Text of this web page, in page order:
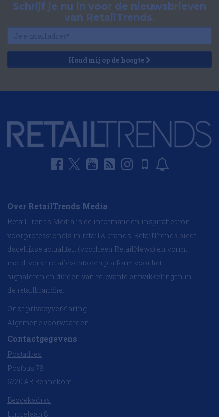
Schrijf je nu in voor de nieuwsbrieven
van RetailTrends.
Houd mij op de hoogte
Over RetailTrends Media
RetailTrends Media is dé informatie en inspiratiebron
voor professionals in retail & brands. RetailTrends biedt
dagelijkse actualiteit (voorheen RetailNews) en vormt
met diverse retailevents een platform voor het
signaleren en duiden van relevante ontwikkelingen in
de retailbranche.
Onze privacyverklaring
Algemene voorwaarden
Contactgegevens
Postadres
Postbus 78
6720 AB Bennekom
Bezoekadres
Lindelaan 8